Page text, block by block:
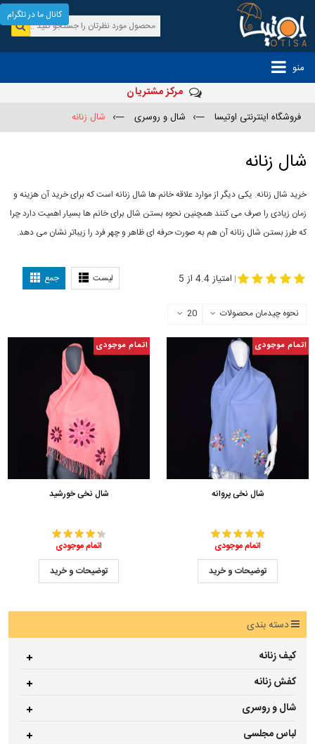
منو
مرکز مشتریان
فروشگاه اینترنتی اوتیسا —› شال و روسری —› شال زنانه
شال زنانه
خرید شال زنانه. یکی دیگر از موارد علاقه خانم ها شال زنانه است که برای خرید آن هزینه و
زمان زیادی را صرف می کنند همچنین نحوه بستن شال برای خانم ها بسیار اهمیت دارد چرا
که طرز بستن شال زنانه آن هم به صورت حرفه ای ظاهر و چهر فرد را زیباتر نشان می دهد.
لیست جمع | امتیاز 4.4 از 5
نحوه چیدمان محصولات 20
اتمام موجودی
شال نخی پروانه
اتمام موجودی
توضیحات و خرید
اتمام موجودی
شال نخی خورشید
اتمام موجودی
توضیحات و خرید
دسته بندی
کیف زنانه
کفش زنانه
شال و روسری
لباس مجلسی
کانال ما در تلگرام